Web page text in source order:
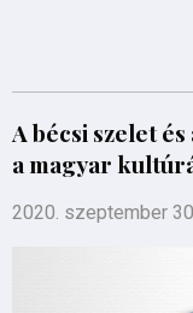
A bécsi szelet
a magyar
2020. szeptember